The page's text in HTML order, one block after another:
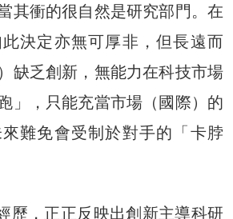
其衝的很自然是研究部門。在
決定亦無可厚非，但長遠而
缺乏創新，無能力在科技市場
」，只能充當市場（國際）的
來難免會受制於對手的「卡脖
歷，正正反映出創新主導科研